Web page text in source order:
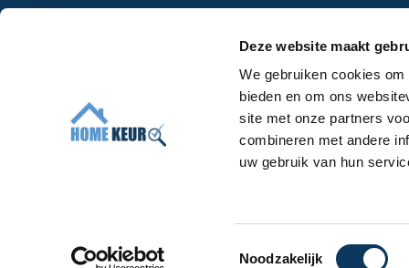
Deze website maakt
We gebruiken cookies
bieden en om ons
site met onze partners
combineren met andere
uw gebruik van hun
Noodzakelijk
Werken bij
Algemene voorwaarden
© 2026 Homekeur Privacy Algemene voorwaarden